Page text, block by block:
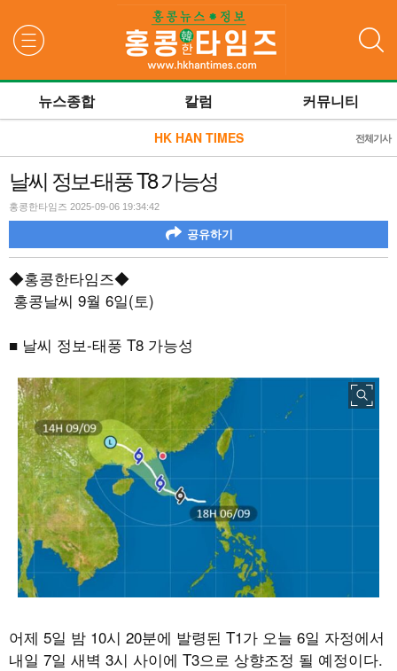
뉴스종합 칼럼 커뮤니티
HK HAN TIMES 전체기사
날씨 정보-태풍 T8 가능성
홍콩한타임즈 2025-09-06 19:34:42
공유하기
◆홍콩한타임즈◆
홍콩날씨 9월 6일(토)
■ 날씨 정보-태풍 T8 가능성
어제 5일 밤 10시 20분에 발령된 T1가 오늘 6일 자정에서
내일 7일 새벽 3시 사이에 T3으로 상향조정 될 예정이다.